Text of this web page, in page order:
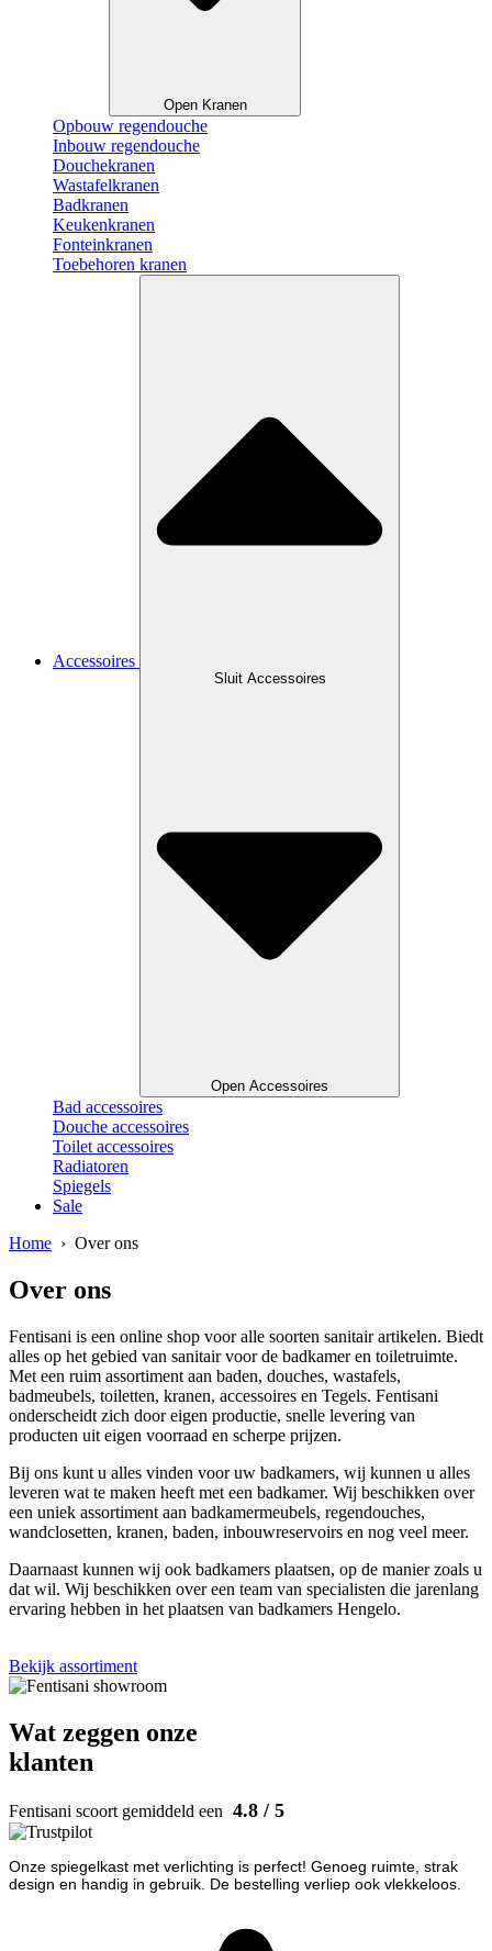
Open Kranen
Opbouw regendouche
Inbouw regendouche
Douchekranen
Wastafelkranen
Badkranen
Keukenkranen
Fonteinkranen
Toebehoren kranen
Accessoires
Sluit Accessoires
Open Accessoires
Bad accessoires
Douche accessoires
Toilet accessoires
Radiatoren
Spiegels
Sale
Home › Over ons
Over ons
Fentisani is een online shop voor alle soorten sanitair artikelen. Biedt
alles op het gebied van sanitair voor de badkamer en toiletruimte.
Met een ruim assortiment aan baden, douches, wastafels,
badmeubels, toiletten, kranen, accessoires en Tegels. Fentisani
onderscheidt zich door eigen productie, snelle levering van
producten uit eigen voorraad en scherpe prijzen.
Bij ons kunt u alles vinden voor uw badkamers, wij kunnen u alles
leveren wat te maken heeft met een badkamer. Wij beschikken over
een uniek assortiment aan badkamermeubels, regendouches,
wandclosetten, kranen, baden, inbouwreservoirs en nog veel meer.
Daarnaast kunnen wij ook badkamers plaatsen, op de manier zoals u
dat wil. Wij beschikken over een team van specialisten die jarenlang
ervaring hebben in het plaatsen van badkamers Hengelo.
Bekijk assortiment
Wat zeggen onze
klanten
Fentisani scoort gemiddeld een 4.8 / 5
Onze spiegelkast met verlichting is perfect! Genoeg ruimte, strak
design en handig in gebruik. De bestelling verliep ook vlekkeloos.